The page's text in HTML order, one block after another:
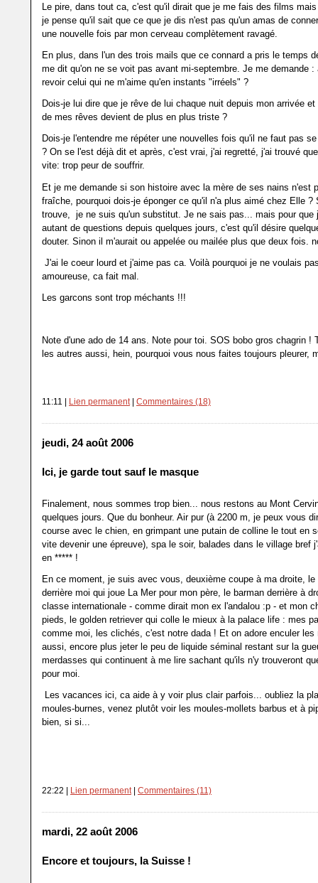
Le pire, dans tout ca, c'est qu'il dirait que je me fais des films
je pense qu'il sait que ce que je dis n'est pas qu'un amas de
une nouvelle fois par mon cerveau complètement ravagé.
En plus, dans l'un des trois mails que ce connard a pris le temps
me dit qu'on ne se voit pas avant mi-septembre. Je me demande :
revoir celui qui ne m'aime qu'en instants "irréels" ?
Dois-je lui dire que je rêve de lui chaque nuit depuis mon arrivée
de mes rêves devient de plus en plus triste ?
Dois-je l'entendre me répéter une nouvelles fois qu'il ne faut pas
? On se l'est déjà dit et après, c'est vrai, j'ai regretté, j'ai trouvé
vite: trop peur de souffrir.
Et je me demande si son histoire avec la mère de ses nains n'est
fraîche, pourquoi dois-je éponger ce qu'il n'a plus aimé chez Elle ?
trouve, je ne suis qu'un substitut. Je ne sais pas... mais pour que
autant de questions depuis quelques jours, c'est qu'il désire
douter. Sinon il m'aurait ou appelée ou mailée plus que deux fois.
J'ai le coeur lourd et j'aime pas ca. Voilà pourquoi je ne voulais
amoureuse, ca fait mal.
Les garcons sont trop méchants !!!
Note d'une ado de 14 ans. Note pour toi. SOS bobo gros chagrin !
les autres aussi, hein, pourquoi vous nous faites toujours pleurer,
11:11 | Lien permanent | Commentaires (18)
jeudi, 24 août 2006
Ici, je garde tout sauf le masque
Finalement, nous sommes trop bien... nous restons au Mont
quelques jours. Que du bonheur. Air pur (à 2200 m, je peux vous
course avec le chien, en grimpant une putain de colline le tout en
vite devenir une épreuve), spa le soir, balades dans le village bref
en ***** !
En ce moment, je suis avec vous, deuxième coupe à ma droite, le
derrière moi qui joue La Mer pour mon père, le barman derrière à
classe internationale - comme dirait mon ex l'andalou :p - et mon
pieds, le golden retriever qui colle le mieux à la palace life : mes
comme moi, les clichés, c'est notre dada ! Et on adore enculer les
aussi, encore plus jeter le peu de liquide séminal restant sur la
merdasses qui continuent à me lire sachant qu'ils n'y trouveront
pour moi.
Les vacances ici, ca aide à y voir plus clair parfois... oubliez la
moules-burnes, venez plutôt voir les moules-mollets barbus et à
bien, si si...
22:22 | Lien permanent| Commentaires (11)
mardi, 22 août 2006
Encore et toujours, la Suisse !